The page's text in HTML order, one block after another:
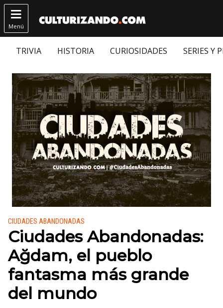

Menú
TRIVIA HISTORIA CURIOSIDADES SERIES Y
Publicado en:
CIUDADES ABANDONADAS
Ciudades Abandonadas:
Ağdam, el pueblo
fantasma más grande
del mundo